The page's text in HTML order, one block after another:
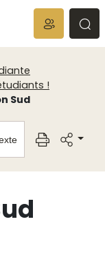
!
Sud